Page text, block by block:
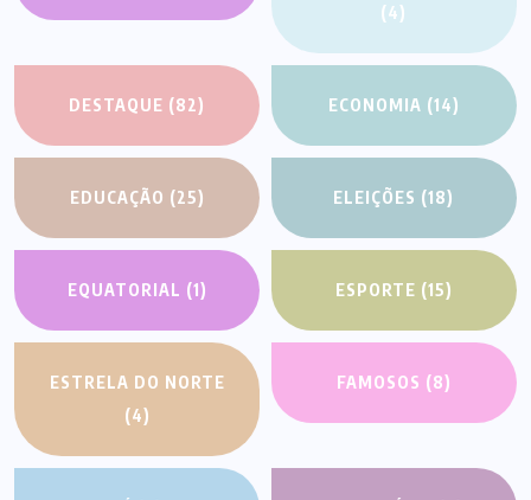
(4)
DESTAQUE (82) ECONOMIA (14)
EDUCAÇÃO (25) ELEIÇÕES (18)
EQUATORIAL (1) ESPORTE (15)
ESTRELA DO NORTE
(4)
FAMOSOS (8)